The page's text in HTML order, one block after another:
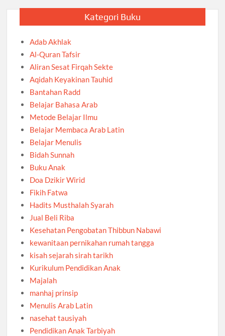
Kategori Buku
Adab Akhlak
Al-Quran Tafsir
Aliran Sesat Firqah Sekte
Aqidah Keyakinan Tauhid
Bantahan Radd
Belajar Bahasa Arab
Metode Belajar Ilmu
Belajar Membaca Arab Latin
Belajar Menulis
Bidah Sunnah
Buku Anak
Doa Dzikir Wirid
Fikih Fatwa
Hadits Musthalah Syarah
Jual Beli Riba
Kesehatan Pengobatan Thibbun Nabawi
kewanitaan pernikahan rumah tangga
kisah sejarah sirah tarikh
Kurikulum Pendidikan Anak
Majalah
manhaj prinsip
Menulis Arab Latin
nasehat tausiyah
Pendidikan Anak Tarbiyah